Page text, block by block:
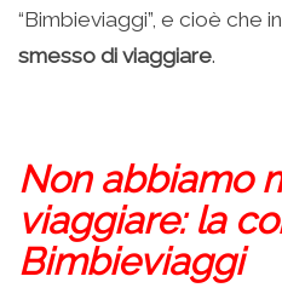
“Bimbieviaggi”, e cioè che
smesso di viaggiare.
Non abbiamo
viaggiare: la
Bimbieviaggi